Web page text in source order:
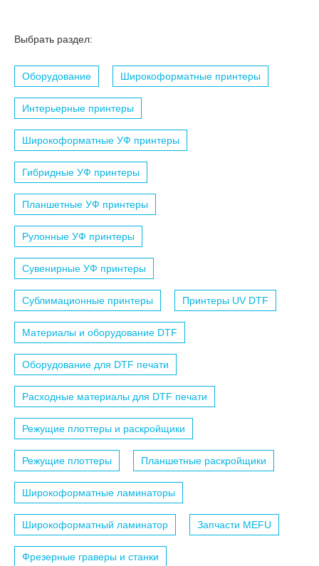
Выбрать раздел:
Оборудование Широкоформатные принтеры
Интерьерные принтеры
Широкоформатные УФ принтеры
Гибридные УФ принтеры
Планшетные УФ принтеры
Рулонные УФ принтеры
Сувенирные УФ принтеры
Сублимационные принтеры Принтеры UV DTF
Материалы и оборудование DTF
Оборудование для DTF печати
Расходные материалы для DTF печати
Режущие плоттеры и раскройщики
Режущие плоттеры Планшетные раскройщики
Широкоформатные ламинаторы
Широкоформатный ламинатор Запчасти MEFU
Фрезерные граверы и станки